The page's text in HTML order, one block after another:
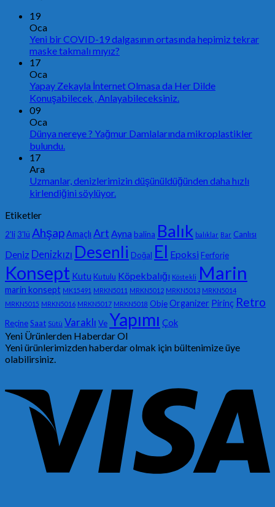
19
Oca
Yeni bir COVID-19 dalgasının ortasında hepimiz tekrar
maske takmalı mıyız?
17
Oca
Yapay Zekayla İnternet Olmasa da Her Dilde
Konuşabilecek , Anlayabileceksiniz.
09
Oca
Dünya nereye ? Yağmur Damlalarında mikroplastikler
bulundu.
17
Ara
Uzmanlar, denizlerimizin düşünüldüğünden daha hızlı
kirlendiğini söylüyor.
Etiketler
2'li 3'lü AhşapAmaçlı Art Ayna balina Balık balıklar Bar Canlısı
Deniz Denizkızı Desenli Doğal El Epoksi Ferforje
Konsept Kutu Kutulu Köpekbalığı Köstekli Marin
marin konsept MK15491 MRKN5011 MRKN5012 MRKN5013 MRKN5014
MRKN5015 MRKN5016 MRKN5017 MRKN5018 ObjeOrganizer Pirinç Retro
ReçineSaat Sütü Varaklı Ve Yapımı Çok
Yeni Ürünlerden Haberdar Ol
Yeni ürünlerimizden haberdar olmak için bültenimize üye
olabilirsiniz.